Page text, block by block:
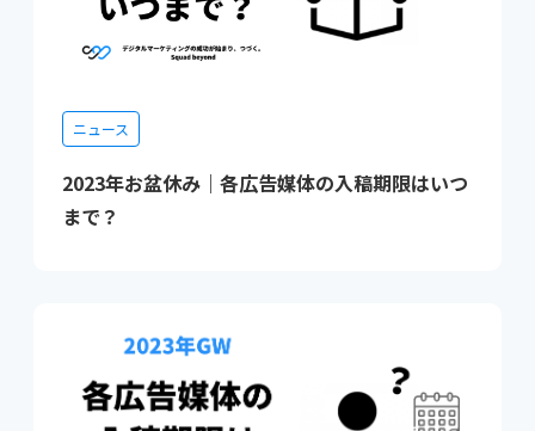
ニュース
2023年お盆休み｜各広告媒体の入稿期限はいつ
まで？